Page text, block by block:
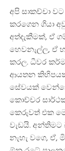
අපි සාකච්චා
කරගෙන ගියා
අත්දැකීමක්, ඒ
හෙවනැල්ල, ඒ
කරල. ධීවර
ආයතන
සේවයක් වෙන්නෙ
කොච්චර
කෙරුවත් එක
වැඩයි.
නැහැ වගෙ,